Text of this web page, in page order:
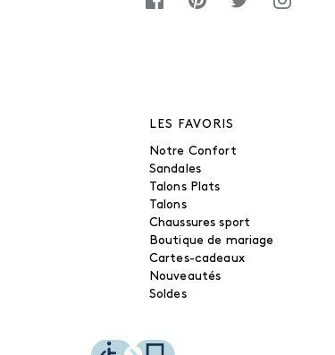
LES FAVORIS
Notre Confort
Sandales
Talons Plats
Talons
Chaussures sport
Boutique de mariage
Cartes-cadeaux
Nouveautés
Soldes